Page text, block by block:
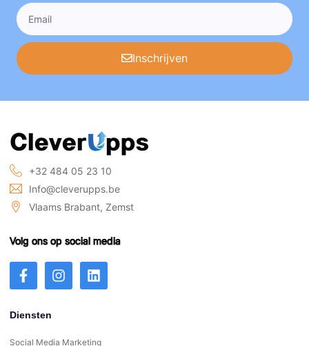
Inschrijven
+32 484 05 23 10
Info@cleverupps.be
Vlaams Brabant, Zemst
Volg ons op social media
Diensten
Social Media Marketing